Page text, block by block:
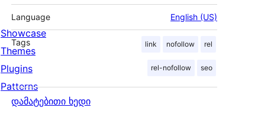
Language English (US)
Tags link nofollow rel
rel-nofollow seo
დამატებითი ხედი
Showcase
Themes
Plugins
Patterns